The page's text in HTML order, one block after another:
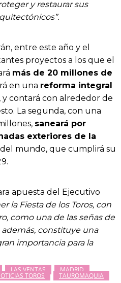
y restaurar sus
entre este año y el
proyectos a los que el
más de 20 millones de
en una reforma integral
, y contará con alrededor de
La segunda, con una
saneará por
exteriores de la
mundo, que cumplirá su
apuesta del Ejecutivo
la Fiesta de los Toros, con
como una de las señas de
constituye una
importancia para la
LAS VENTAS MADRID
TOROS TAUROMAQUIA